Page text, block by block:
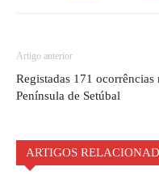
Artigo anterior
Registadas 171 ocorrências
Península de Setúbal
ARTIGOS